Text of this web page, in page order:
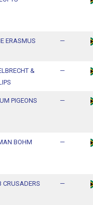
ERASMUS —
&
—
PIGEONS —
BOHM —
CRUSADERS —